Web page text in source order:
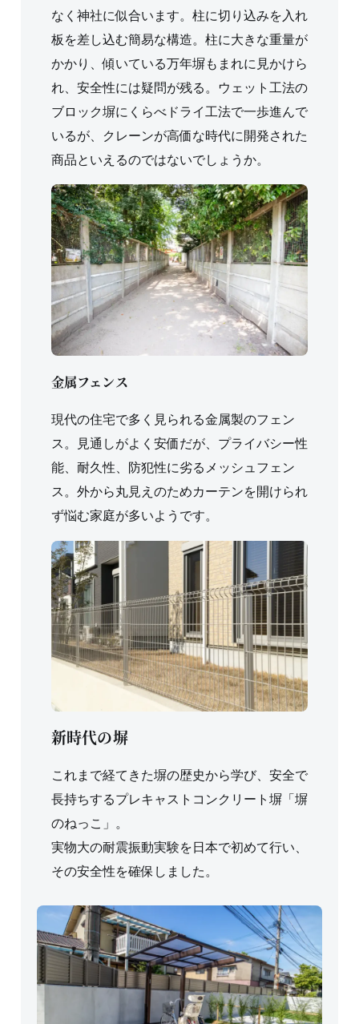
なく神社に似合います。柱に切り込みを入れ
板を差し込む簡易な構造。柱に大きな重量が
かかり、傾いている万年塀もまれに見かけら
れ、安全性には疑問が残る。ウェット工法の
ブロック塀にくらべドライ工法で一歩進んで
いるが、クレーンが高価な時代に開発された
商品といえるのではないでしょうか。
金属フェンス
現代の住宅で多く見られる金属製のフェン
ス。見通しがよく安価だが、プライバシー性
能、耐久性、防犯性に劣るメッシュフェン
ス。外から丸見えのためカーテンを開けられ
ず悩む家庭が多いようです。
新時代の塀
これまで経てきた塀の歴史から学び、安全で
長持ちするプレキャストコンクリート塀「塀
のねっこ」。
実物大の耐震振動実験を日本で初めて行い、
その安全性を確保しました。